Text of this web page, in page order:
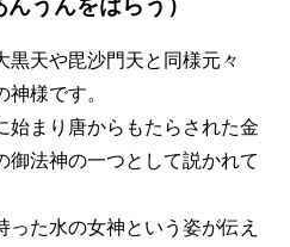
うんをはらう）
黒天や毘沙門天と同様元々
様です。
始まり唐からもたらされた金
御法神の一つとして説かれて
た水の女神という姿が伝え